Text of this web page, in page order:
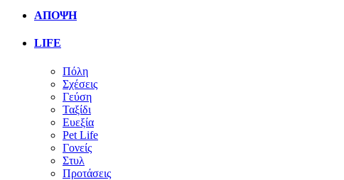
ΑΠΟΨΗ
LIFE
Πόλη
Σχέσεις
Γεύση
Ταξίδι
Ευεξία
Pet Life
Γονείς
Στυλ
Προτάσεις